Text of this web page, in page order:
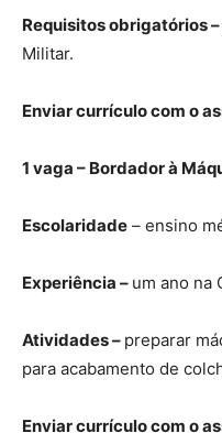
Requisitos obrigatórios –
Militar.
Enviar currículo com o
1 vaga – Bordador à
Escolaridade – ensino
Experiência – um ano na
Atividades – preparar
para acabamento de
Enviar currículo com o